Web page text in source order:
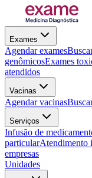
Exames
Agendar exames
genômicosExames
atendidos
Vacinas
Agendar vacinas
Serviços
Infusão de
particularAtendimento
empresas
Unidades